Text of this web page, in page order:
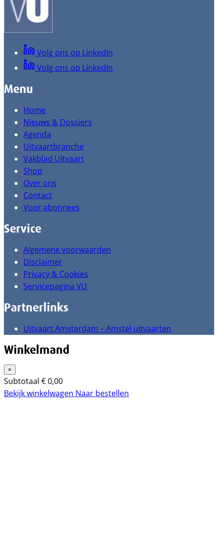
Volg ons op LinkedIn
Volg ons op LinkedIn
Menu
Home
Nieuws & Dossiers
Agenda
Uitvaartbranche
Vakblad Uitvaart
Shop
Over ons
Contact
Voor abonnees
Service
Algemene voorwaarden
Disclaimer
Privacy & Cookies
Servicepagina VU
Partnerlinks
Uitvaart Amsterdam – Amstel uitvaarten
Winkelmand
×
Subtotaal €0,00
Bekijk winkelwagen Naar bestellen